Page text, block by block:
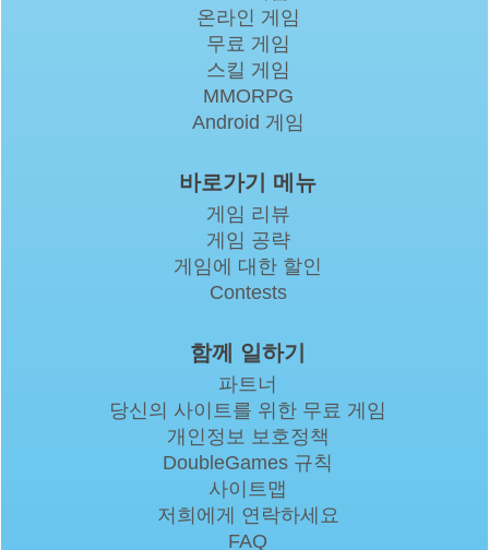
온라인 게임
무료 게임
스킬 게임
MMORPG
Android 게임
바로가기 메뉴
게임 리뷰
게임 공략
게임에 대한 할인
Contests
함께 일하기
파트너
당신의 사이트를 위한 무료 게임
개인정보 보호정책
DoubleGames 규칙
사이트맵
저희에게 연락하세요
FAQ